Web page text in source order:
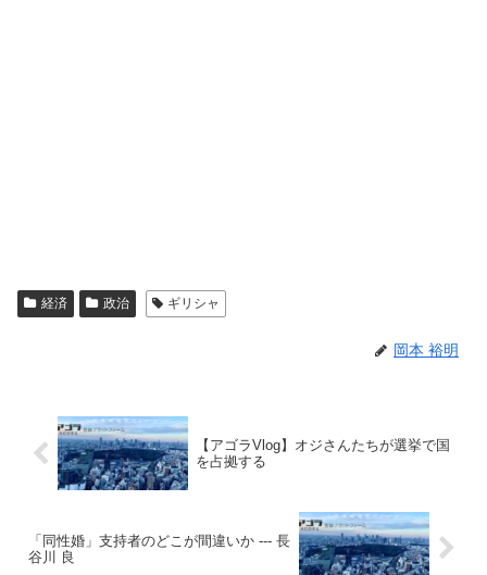
経済 政治 ギリシャ
岡本 裕明
【アゴラVlog】オジさんたちが選挙で国
を占拠する
「同性婚」支持者のどこが間違いか --- 長
谷川 良